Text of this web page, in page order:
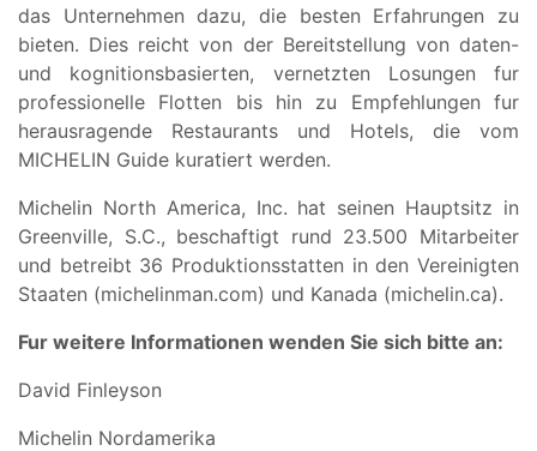
das Unternehmen dazu, die besten Erfahrungen zu
bieten. Dies reicht von der Bereitstellung von daten-
und kognitionsbasierten, vernetzten Losungen fur
professionelle Flotten bis hin zu Empfehlungen fur
herausragende Restaurants und Hotels, die vom
MICHELIN Guide kuratiert werden.
Michelin North America, Inc. hat seinen Hauptsitz in
Greenville, S.C., beschaftigt rund 23.500 Mitarbeiter
und betreibt 36 Produktionsstatten in den Vereinigten
Staaten (michelinman.com) und Kanada (michelin.ca).
Fur weitere Informationen wenden Sie sich bitte an:
David Finleyson
Michelin Nordamerika